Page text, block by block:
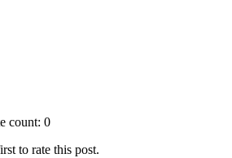
count: 0
to rate this post.